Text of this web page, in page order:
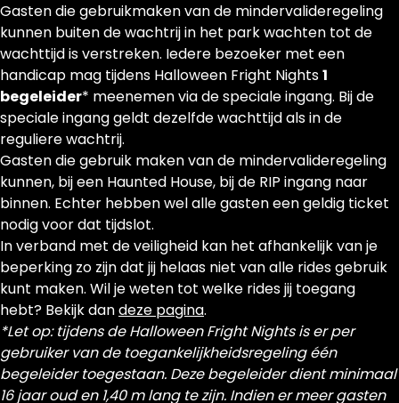
Gasten die gebruikmaken van de mindervalideregeling
kunnen buiten de wachtrij in het park wachten tot de
wachttijd is verstreken. Iedere bezoeker met een
handicap mag tijdens Halloween Fright Nights1
begeleider* meenemen via de speciale ingang. Bij de
speciale ingang geldt dezelfde wachttijd als in de
reguliere wachtrij.
Gasten die gebruik maken van de mindervalideregeling
kunnen, bij een Haunted House, bij de RIP ingang naar
binnen. Echter hebben wel alle gasten een geldig ticket
nodig voor dat tijdslot.
In verband met de veiligheid kan het afhankelijk van je
beperking zo zijn dat jij helaas niet van alle rides gebruik
kunt maken. Wil je weten tot welke rides jij toegang
hebt? Bekijk dandeze pagina.
*Let op: tijdens de Halloween Fright Nights is er per
gebruiker van de toegankelijkheidsregeling één
begeleider toegestaan. Deze begeleider dient minimaal
16 jaar oud en 1,40 m lang te zijn. Indien er meer gasten